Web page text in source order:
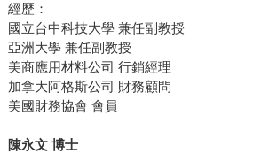
經歷：
國立台中科技大學 兼任副教授
亞洲大學 兼任副教授
美商應用材料公司 行銷經理
加拿大阿格斯公司 財務顧問
美國財務協會 會員
陳永文 博士